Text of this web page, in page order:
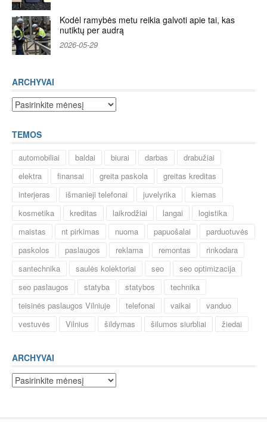
Kodėl ramybės metu reikia galvoti apie tai, kas
nutiktų per audrą
2026-05-29
ARCHYVAI
Archyvai
TEMOS
automobiliai baldai biurai darbas
drabužiai
elektra
finansai greita paskola
greitas kreditas
interjeras
išmanieji telefonai juvelyrika
kiemas
kosmetika
kreditas laikrodžiai langai
logistika
maistas
nt pirkimas nuoma papuošalai
parduotuvės
paskolos
paslaugos reklama remontas
rinkodara
santechnika
saulės kolektoriai seo
seo optimizacija
seo paslaugos
statyba statybos
technika
teisinės paslaugos Vilniuje
telefonai vaikai
vanduo
vestuvės
Vilnius šildymas šilumos siurbliai žiedai
ARCHYVAI
Archyvai